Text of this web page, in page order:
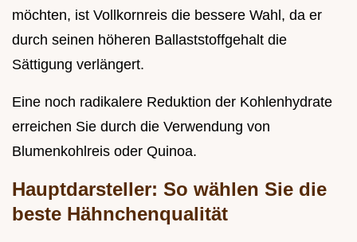
möchten, ist Vollkornreis die bessere Wahl, da er
durch seinen höheren Ballaststoffgehalt die
Sättigung verlängert.
Eine noch radikalere Reduktion der Kohlenhydrate
erreichen Sie durch die Verwendung von
Blumenkohlreis oder Quinoa.
Hauptdarsteller: So wählen Sie die
beste Hähnchenqualität